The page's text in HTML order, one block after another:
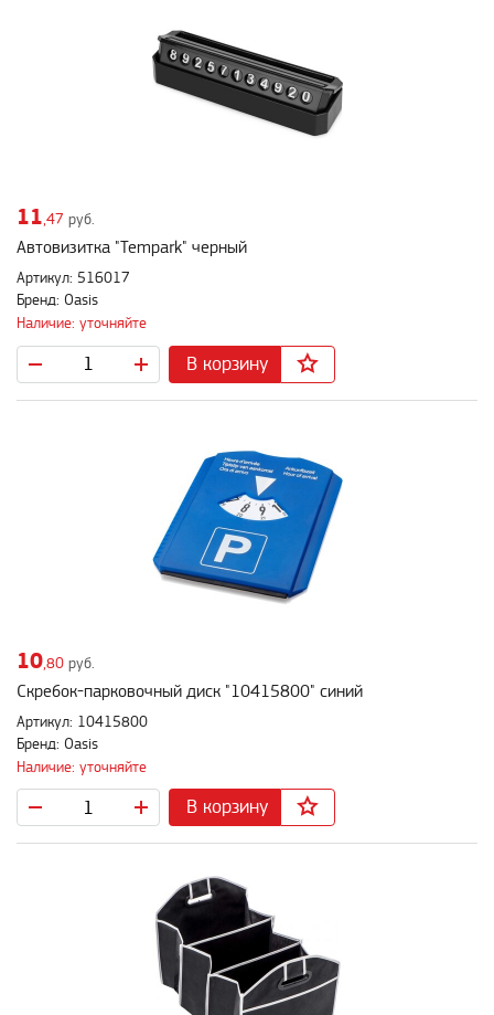
11,47 руб.
Автовизитка "Tempark" черный
Артикул: 516017
Бренд: Oasis
Наличие: уточняйте
В корзину
10 ,80 руб.
Скребок-парковочный диск "10415800" синий
Артикул: 10415800
Бренд: Oasis
Наличие: уточняйте
В корзину